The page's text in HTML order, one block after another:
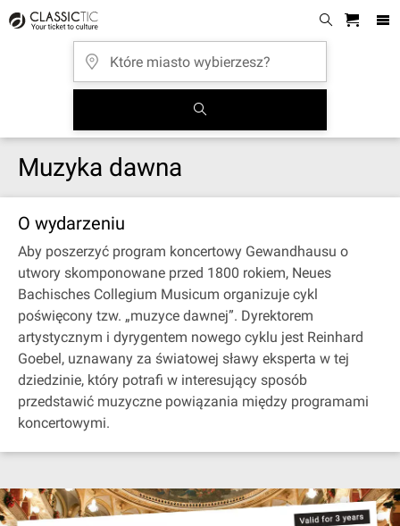
Muzyka dawna
O wydarzeniu
Aby poszerzyć program koncertowy Gewandhausu o
utwory skomponowane przed 1800 rokiem, Neues
Bachisches Collegium Musicum organizuje cykl
poświęcony tzw. „muzyce dawnej”. Dyrektorem
artystycznym i dyrygentem nowego cyklu jest Reinhard
Goebel, uznawany za światowej sławy eksperta w tej
dziedzinie, który potrafi w interesujący sposób
przedstawić muzyczne powiązania między programami
koncertowymi.